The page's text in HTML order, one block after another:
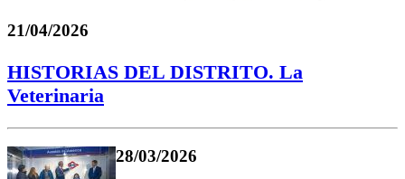
21/04/2026
HISTORIAS DEL DISTRITO. La
Veterinaria
28/03/2026